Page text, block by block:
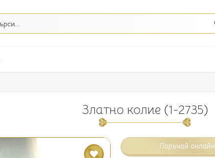
Златно колие (1-2735)
Поръчай онлайн